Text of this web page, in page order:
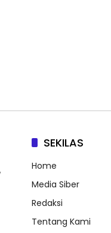
SEKILAS
Home
Media Siber
Redaksi
Tentang Kami